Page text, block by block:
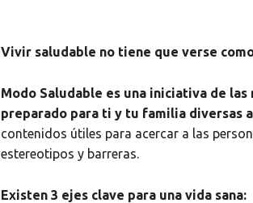
Vivir saludable no tiene que verse
Modo Saludable es una iniciativa de las
preparado para ti y tu familia diversas
contenidos útiles para acercar a las
estereotipos y barreras.
Existen 3 ejes clave para una vida sana: